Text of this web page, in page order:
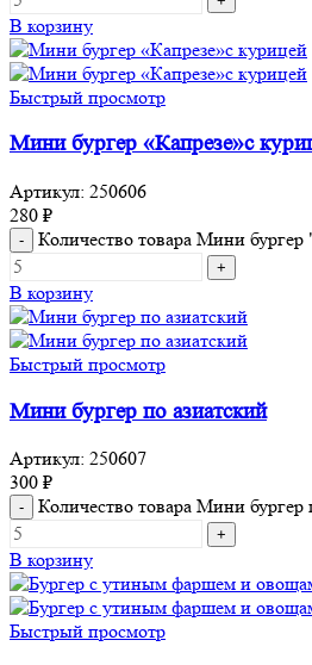
В корзину
Быстрый просмотр
Мини бургер «Капрезе»с
Артикул: 250606
280 ₽
Количество товара Мини
В корзину
Быстрый просмотр
Мини бургер по азиатский
Артикул: 250607
300 ₽
Количество товара Мини бургер
В корзину
Быстрый просмотр